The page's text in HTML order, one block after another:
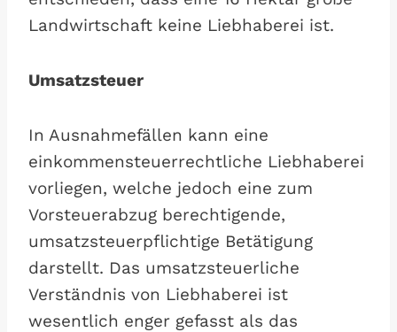
Landwirtschaft keine Liebhaberei ist.
Umsatzsteuer
In Ausnahmefällen kann eine
einkommensteuerrechtliche Liebhaberei
vorliegen, welche jedoch eine zum
Vorsteuerabzug berechtigende,
umsatzsteuerpflichtige Betätigung
darstellt. Das umsatzsteuerliche
Verständnis von Liebhaberei ist
wesentlich enger gefasst als das